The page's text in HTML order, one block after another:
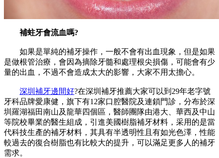
補蛀牙會流血嗎?
如果是單純的補牙操作，一般不會有出血現象，但是如果
是做根管治療，會因為摘除牙髓和處理根尖損傷，可能會有少
量的出血，不過不會造成太大的影響，大家不用太擔心。
深圳補牙邊間好?在深圳補牙推薦大家可以到29年老字號
牙科品牌愛康健，旗下有12家口腔醫院及連鎖門診，分布於深
圳羅湖福田南山及龍華四個區，醫師團隊由港大、華西及中山
等院校畢業的醫生組成，引進美國樹脂補牙材料，采用的是當
代科技生產的補牙材料，其具有半透明性且有如光色澤，性能
較過去的復合樹脂也有比較大的提升，可以滿足更多人的補牙
需求。